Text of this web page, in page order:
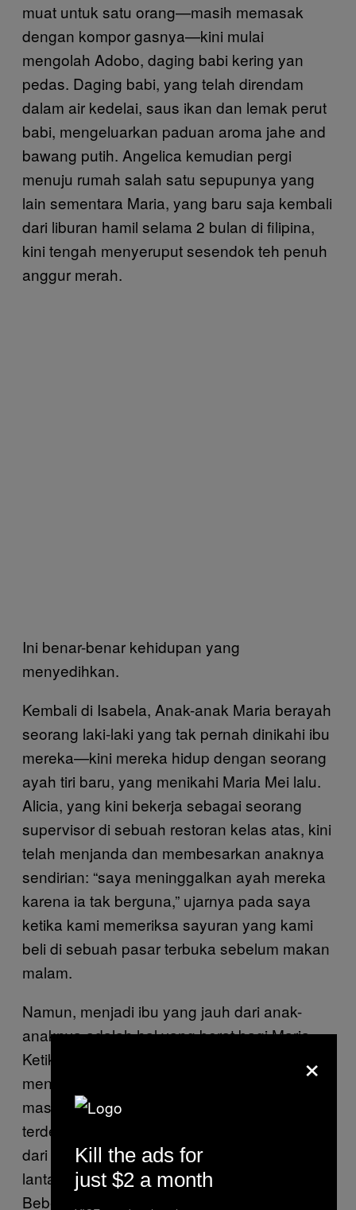
muat untuk satu orang—masih memasak
dengan kompor gasnya—kini mulai
mengolah Adobo, daging babi kering yan
pedas. Daging babi, yang telah direndam
dalam air kedelai, saus ikan dan lemak perut
babi, mengeluarkan paduan aroma jahe and
bawang putih. Angelica kemudian pergi
menuju rumah salah satu sepupunya yang
lain sementara Maria, yang baru saja kembali
dari liburan hamil selama 2 bulan di filipina,
kini tengah menyeruput sesendok teh penuh
anggur merah.
Ini benar-benar kehidupan yang
menyedihkan.
Kembali di Isabela, Anak-anak Maria berayah
seorang laki-laki yang tak pernah dinikahi ibu
mereka—kini mereka hidup dengan seorang
ayah tiri baru, yang menikahi Maria Mei lalu.
Alicia, yang kini bekerja sebagai seorang
supervisor di sebuah restoran kelas atas, kini
telah menjanda dan membesarkan anaknya
sendirian: “saya meninggalkan ayah mereka
karena ia tak berguna,” ujarnya pada saya
ketika kami memeriksa sayuran yang kami
beli di sebuah pasar terbuka sebelum makan
malam.
Namun, menjadi ibu yang jauh dari anak-
anaknya adalah hal yang berat bagi Maria.
Ketika salah satu anak laki-lakinya
mengabarinya lewat telepon bahwa ia tak
masuk sekolah—waktu itu hari senin—jeritan
terdengar dari kamar tidur Alicia. Maria keluar
dari kamar itu dengan terengah-engah. Ia
lantas mandi untuk menenangkan diri.
Beberapa jam kemudian, ia diam dan terlihat
×
Kill the ads for
just $2 a month